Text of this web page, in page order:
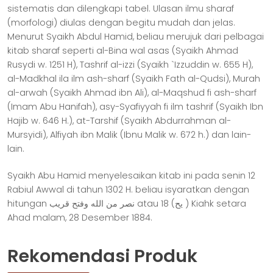
sistematis dan dilengkapi tabel. Ulasan ilmu sharaf
(morfologi) diulas dengan begitu mudah dan jelas.
Menurut Syaikh Abdul Hamid, beliau merujuk dari pelbagai
kitab sharaf seperti al-Bina wal asas (Syaikh Ahmad
Rusydi w. 1251 H), Tashrif al-izzi (Syaikh `Izzuddin w. 655 H),
al-Madkhal ila ilm ash-sharf (Syaikh Fath al-Qudsi), Murah
al-arwah (Syaikh Ahmad ibn Ali), al-Maqshud fi ash-sharf
(Imam Abu Hanifah), asy-Syafiyyah fi ilm tashrif (Syaikh Ibn
Hajib w. 646 H.), at-Tarshif (Syaikh Abdurrahman al-
Mursyidi), Alfiyah ibn Malik (Ibnu Malik w. 672 h.) dan lain-
lain.
Syaikh Abu Hamid menyelesaikan kitab ini pada senin 12
Rabiul Awwal di tahun 1302 H. beliau isyaratkan dengan
hitungan ﻧﺼﺮ ﻣﻦ ﺍﻟﻠﻪ ﻭﻓﺘﺢ ﻗﺮﻳﺐ atau 18 (ﻳﺢ ) Kiahk setara
Ahad malam, 28 Desember 1884.
Rekomendasi Produk